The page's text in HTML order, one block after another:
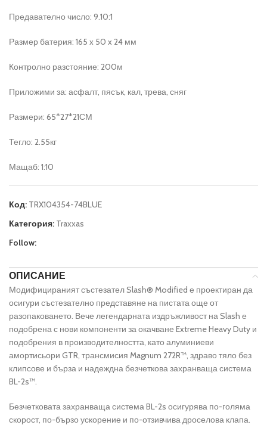
Предавателно число: 9.10:1
Размер батерия: 165 x 50 x 24 мм
Контролно разстояние: 200м
Приложими за: асфалт, пясък, кал, трева, сняг
Размери: 65*27*21СМ
Тегло: 2.55кг
Мащаб: 1:10
Код: TRX104354-74BLUE
Категория: Traxxas
Follow:
ОПИСАНИЕ
Модифицираният състезател Slash® Modified е проектиран да
осигури състезателно представяне на пистата още от
разопаковането. Вече легендарната издръжливост на Slash е
подобрена с нови компоненти за окачване Extreme Heavy Duty и
подобрения в производителността, като алуминиеви
амортисьори GTR, трансмисия Magnum 272R™, здраво тяло без
клипсове и бърза и надеждна безчеткова захранваща система
BL-2s™.
Безчетковата захранваща система BL-2s осигурява по-голяма
скорост, по-бързо ускорение и по-отзивчива дроселова клапа.